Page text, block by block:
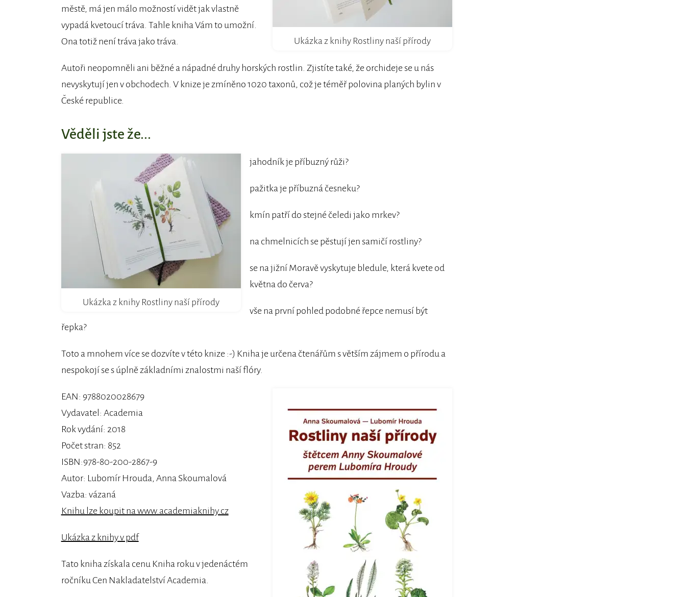
Ukázka z knihy Rostliny naší přírody
městě, má jen málo možností vidět jak vlastně
vypadá kvetoucí tráva. Tahle kniha Vám to umožní.
Ona totiž není tráva jako tráva.
Autoři neopomněli ani běžné a nápadné druhy horských rostlin. Zjistíte také, že orchideje se u nás
nevyskytují jen v obchodech. V knize je zmíněno 1020 taxonů, což je téměř polovina planých bylin v
České republice.
Věděli jste že...
Ukázka z knihy Rostliny naší přírody
jahodník je příbuzný růži?
pažitka je příbuzná česneku?
kmín patří do stejné čeledi jako mrkev?
na chmelnicích se pěstují jen samičí rostliny?
se na jižní Moravě vyskytuje bledule, která kvete od
května do červa?
vše na první pohled podobné řepce nemusí být
řepka?
Toto a mnohem více se dozvíte v této knize :-) Kniha je určena čtenářům s větším zájmem o přírodu a
nespokojí se s úplně základními znalostmi naší flóry.
EAN: 9788020028679
Vydavatel: Academia
Rok vydání: 2018
Počet stran: 852
ISBN:978-80-200-2867-9
Autor: Lubomír Hrouda, Anna Skoumalová
Vazba: vázaná
Knihu lze koupit na www.academiaknihy.cz
Ukázka z knihy v pdf
Tato kniha získala cenu Kniha roku v jedenáctém
ročníku Cen Nakladatelství Academia.